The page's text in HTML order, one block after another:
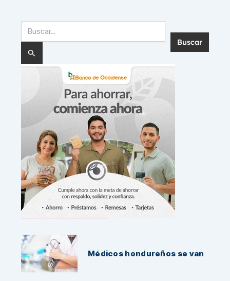
por:
Noticias Recientes:
Médicos hondureños se van